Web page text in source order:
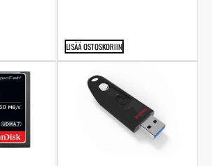
LISÄÄ OSTOSKORIIN